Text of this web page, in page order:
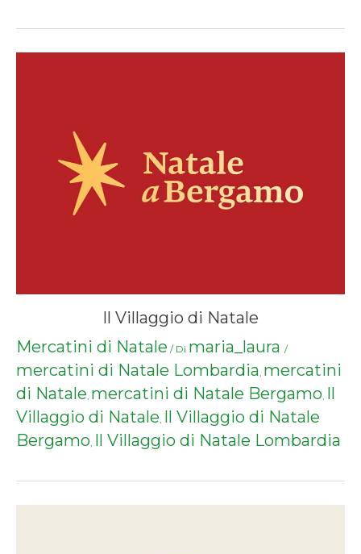
Il Villaggio di Natale
Mercatini di Natale / Di maria_laura /
mercatini di Natale Lombardia, mercatini
di Natale, mercatini di Natale Bergamo, Il
Villaggio di Natale, Il Villaggio di Natale
Bergamo, Il Villaggio di Natale Lombardia